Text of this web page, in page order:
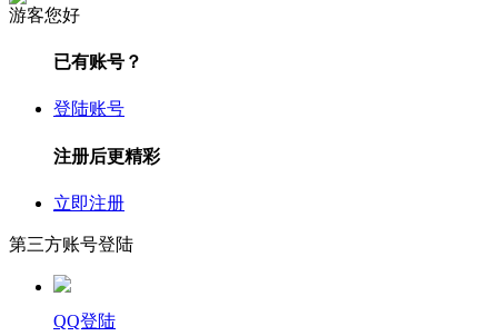
游客您好
已有账号？
登陆账号
注册后更精彩
立即注册
第三方账号登陆
QQ登陆